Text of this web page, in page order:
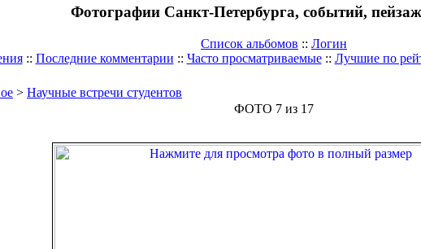
Фотографии Санкт-Петербурга, событий,
Список альбомов :: Логин
:: Последние комментарии :: Часто просматриваемые:: Лучшие по
> Научные встречи студентов
ФОТО 7 из 17